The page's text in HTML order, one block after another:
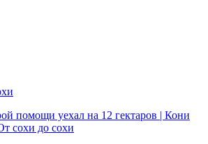
помощи уехал на 12 гектаров | Кони
сохи до сохи